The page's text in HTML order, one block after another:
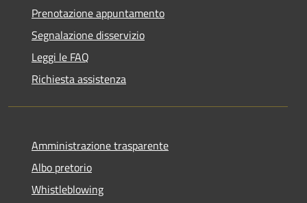
Prenotazione appuntamento
Segnalazione disservizio
Leggi le FAQ
Richiesta assistenza
Amministrazione trasparente
Albo pretorio
Whistleblowing